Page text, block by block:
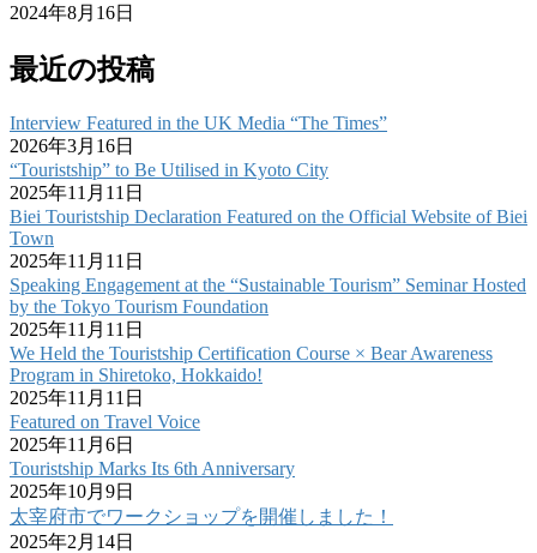
2024年8月16日
最近の投稿
Interview Featured in the UK Media “The Times”
2026年3月16日
“Touristship” to Be Utilised in Kyoto City
2025年11月11日
Biei Touristship Declaration Featured on the Official Website of Biei
Town
2025年11月11日
Speaking Engagement at the “Sustainable Tourism” Seminar Hosted
by the Tokyo Tourism Foundation
2025年11月11日
We Held the Touristship Certification Course × Bear Awareness
Program in Shiretoko, Hokkaido!
2025年11月11日
Featured on Travel Voice
2025年11月6日
Touristship Marks Its 6th Anniversary
2025年10月9日
太宰府市でワークショップを開催しました！
2025年2月14日